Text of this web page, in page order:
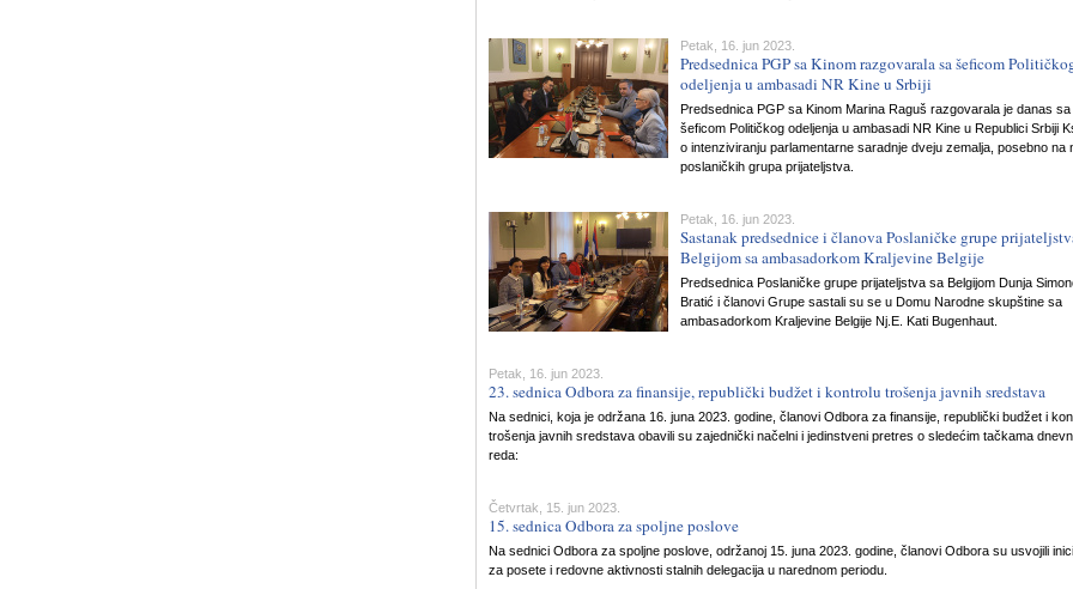
Petak, 16. jun 2023.
Predsednica PGP sa Kinom razgovarala sa šeficom
odeljenja u ambasadi NR Kine u Srbiji
Predsednica PGP sa Kinom Marina Raguš razgovarala je danas sa
šeficom Političkog odeljenja u ambasadi NR Kine u Republici Srbiji
o intenziviranju parlamentarne saradnje dveju zemalja, posebno na
poslaničkih grupa prijateljstva.
Petak, 16. jun 2023.
Sastanak predsednice i članova Poslaničke grupe
Belgijom sa ambasadorkom Kraljevine Belgije
Predsednica Poslaničke grupe prijateljstva sa Belgijom Dunja
Bratić i članovi Grupe sastali su se u Domu Narodne skupštine sa
ambasadorkom Kraljevine Belgije Nj.E. Kati Bugenhaut.
Petak, 16. jun 2023.
23. sednica Odbora za finansije, republički budžet i kontrolu trošenja javnih sredstava
Na sednici, koja je održana 16. juna 2023. godine, članovi Odbora za finansije, republički budžet i
trošenja javnih sredstava obavili su zajednički načelni i jedinstveni pretres o sledećim tačkama
reda:
Četvrtak, 15. jun 2023.
15. sednica Odbora za spoljne poslove
Na sednici Odbora za spoljne poslove, održanoj 15. juna 2023. godine, članovi Odbora su usvojili
za posete i redovne aktivnosti stalnih delegacija u narednom periodu.